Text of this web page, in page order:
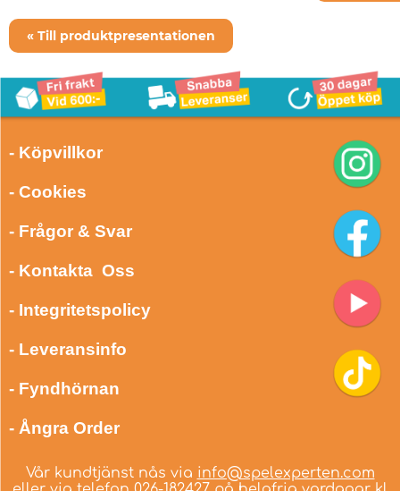
« Till produktpresentationen
- Köpvillkor
- Cookies
- Frågor & Svar
- Kontakta Oss
- Integritetspolicy
- Leveransinfo
- Fyndhörnan
- Ångra Order
Vår kundtjänst nås via info@spelexperten.com